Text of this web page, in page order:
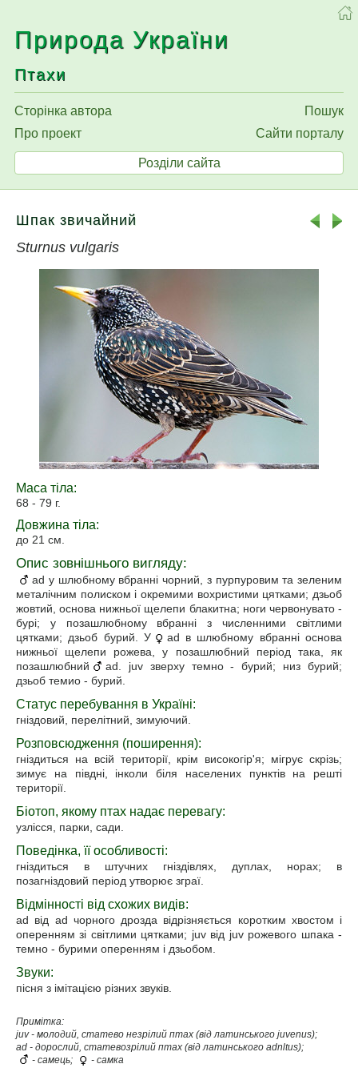
Природа України
Птахи
Пошук
Сайти порталу
Про проект
Сторінка автора
Розділи сайта
Шпак звичайний
Sturnus vulgaris
Маса тіла:
68 - 79 г.
Довжина тіла:
до 21 см.
Опис зовнішнього вигляду:
ad у шлюбному вбранні чорний, з пурпуровим та зеленим
металічним полиском і окремими вохристими цятками; дзьоб
жовтий, основа нижньої щелепи блакитна; ноги червонувато -
бурі; у позашлюбному вбранні з численними світлими
цятками; дзьоб бурий. У
ad в шлюбному вбранні основа
нижньої щелепи рожева, у позашлюбний період така, як
позашлюбний
ad. juv зверху темно - бурий; низ бурий;
дзьоб темио - бурий.
Статус перебування в Україні:
гніздовий, перелітний, зимуючий.
Розповсюдження (поширення):
гніздиться на всій території, крім високогір'я; мігрує скрізь;
зимує на півдні, інколи біля населених пунктів на решті
території.
Біотоп, якому птах надає перевагу:
узлісся, парки, сади.
Поведінка, її особливості:
гніздиться в штучних гніздівлях, дуплах, норах; в
позагніздовий період утворює зграї.
Відмінності від схожих видів:
ad від ad чорного дрозда відрізняється коротким хвостом і
оперенням зі світлими цятками; juv від juv рожевого шпака -
темно - бурими оперенням і дзьобом.
Звуки:
пісня з імітацією різних звуків.
Примітка:
juv - молодий, статево незрілий птах (від латинського juvenus);
ad - дорослий, статевозрілий птах (від латинського adnltus);
- самець;
- самка